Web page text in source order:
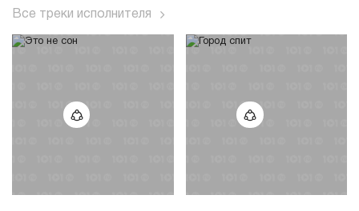
Все треки исполнителя